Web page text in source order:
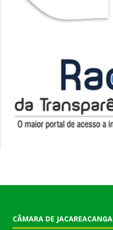
CÂMARA DE JACAREACANGA